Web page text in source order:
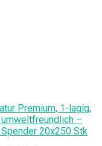
Premium, 1-lagig,
–
20x250 Stk